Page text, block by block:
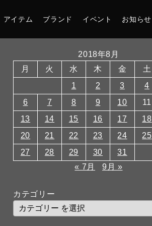
アイテム ブランド イベント お知らせ
2018年8月
月
火 水 木 金 土
1
2 3 4
6
7 8 9 10 11
13
14 15 16 17 18
20
21 22 23 24 25
27
28 29 30
31
« 7月
9月 »
カテゴリー